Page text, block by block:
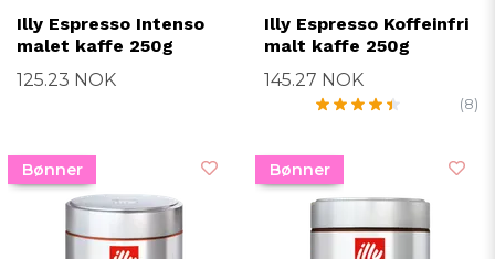
Illy Espresso Intenso
malet kaffe 250g
125.23 NOK
Illy Espresso Koffeinfri
malt kaffe 250g
145.27 NOK
(8)
Bønner Bønner